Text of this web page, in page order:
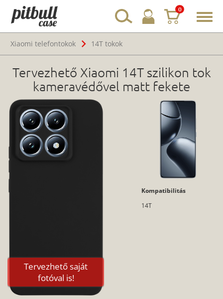
0
Xiaomi telefontokok
14T tokok
Tervezhető Xiaomi 14T szilikon tok
kameravédővel matt fekete
Tervezhető saját
fotóval is!
Kompatibilitás
14T